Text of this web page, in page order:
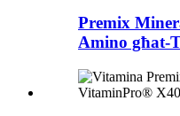
Premix
Amino għat-